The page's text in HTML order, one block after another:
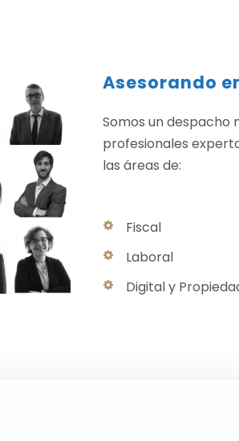
Asesorando
Somos un despacho
profesionales
las áreas de:
Fiscal
Laboral
Digital y